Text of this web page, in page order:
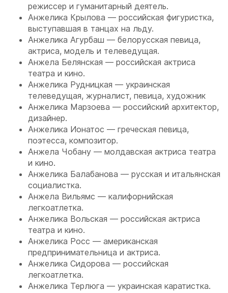
режиссер и гуманитарный деятель.
Анжелика Крылова — российская фигуристка,
выступавшая в танцах на льду.
Анжелика Агурбаш — белорусская певица,
актриса, модель и телеведущая.
Анжела Белянская — российская актриса
театра и кино.
Анжелика Рудницкая — украинская
телеведущая, журналист, певица, художник
Анжелика Марзоева — российский архитектор,
дизайнер.
Анжелика Ионатос — греческая певица,
поэтесса, композитор.
Анжела Чобану — молдавская актриса театра
и кино.
Анжелика Балабанова — русская и итальянская
социалистка.
Анжела Вильямс — калифорнийская
легкоатлетка.
Анжелика Вольская — российская актриса
театра и кино.
Анжелика Росс — американская
предпринимательница и актриса.
Анжелика Сидорова — российская
легкоатлетка.
Анжелика Терлюга — украинская каратистка.